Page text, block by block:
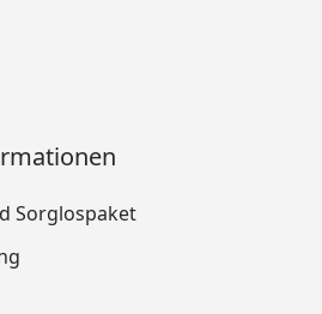
Sorglospaket